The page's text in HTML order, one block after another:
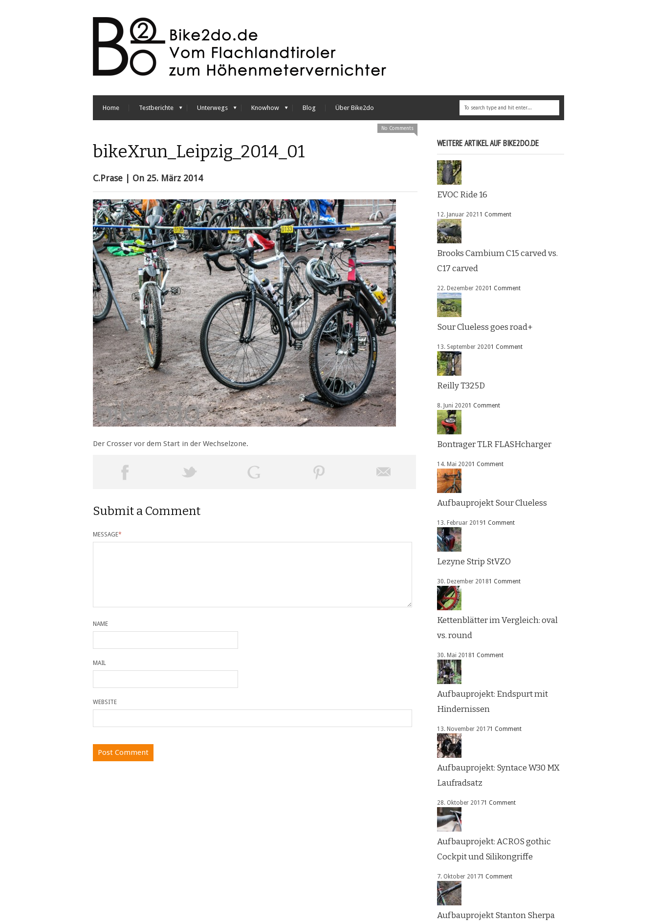
Home Testberichte Unterwegs Knowhow Blog Über Bike2do
No Comments
bikeXrun_Leipzig_2014_01
C.Prase | On 25. März 2014
Der Crosser vor dem Start in der Wechselzone.
Submit a Comment
MESSAGE*
NAME
MAIL
WEBSITE
WEITERE ARTIKEL AUF BIKE2DO.DE
EVOC Ride 16
12. Januar 2021 1 Comment
Brooks Cambium C15 carved vs.
C17 carved
22. Dezember 20201 Comment
Sour Clueless goes road+
13. September 20201 Comment
Reilly T325D
8. Juni 20201 Comment
Bontrager TLR FLASHcharger
14. Mai 20201 Comment
Aufbauprojekt Sour Clueless
13. Februar 20191 Comment
Lezyne Strip StVZO
30. Dezember 20181 Comment
Kettenblätter im Vergleich: oval
vs. round
30. Mai 20181 Comment
Aufbauprojekt: Endspurt mit
Hindernissen
13. November 20171 Comment
Aufbauprojekt: Syntace W30 MX
Laufradsatz
28. Oktober 20171 Comment
Aufbauprojekt: ACROS gothic
Cockpit und Silikongriffe
7. Oktober 20171 Comment
Aufbauprojekt Stanton Sherpa